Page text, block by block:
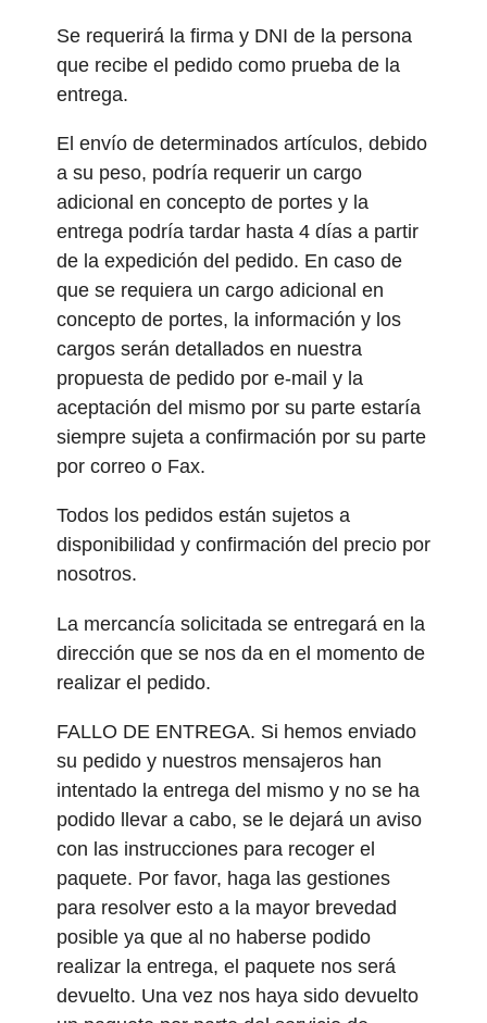
Se requerirá la firma y DNI de la persona
que recibe el pedido como prueba de la
entrega.
El envío de determinados artículos, debido
a su peso, podría requerir un cargo
adicional en concepto de portes y la
entrega podría tardar hasta 4 días a partir
de la expedición del pedido. En caso de
que se requiera un cargo adicional en
concepto de portes, la información y los
cargos serán detallados en nuestra
propuesta de pedido por e-mail y la
aceptación del mismo por su parte estaría
siempre sujeta a confirmación por su parte
por correo o Fax.
Todos los pedidos están sujetos a
disponibilidad y confirmación del precio por
nosotros.
La mercancía solicitada se entregará en la
dirección que se nos da en el momento de
realizar el pedido.
FALLO DE ENTREGA. Si hemos enviado
su pedido y nuestros mensajeros han
intentado la entrega del mismo y no se ha
podido llevar a cabo, se le dejará un aviso
con las instrucciones para recoger el
paquete. Por favor, haga las gestiones
para resolver esto a la mayor brevedad
posible ya que al no haberse podido
realizar la entrega, el paquete nos será
devuelto. Una vez nos haya sido devuelto